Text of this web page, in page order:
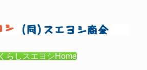
らしスエヨシHome